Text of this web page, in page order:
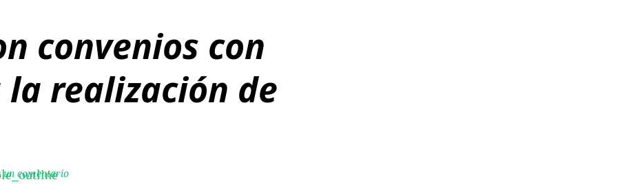
convenios con
la realización de
comentario